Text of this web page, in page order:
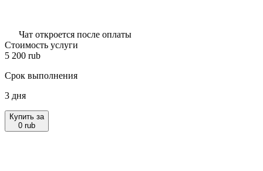
Чат откроется после оплаты
Стоимость услуги
5 200 rub
Срок выполнения
3 дня
Купить за
0 rub